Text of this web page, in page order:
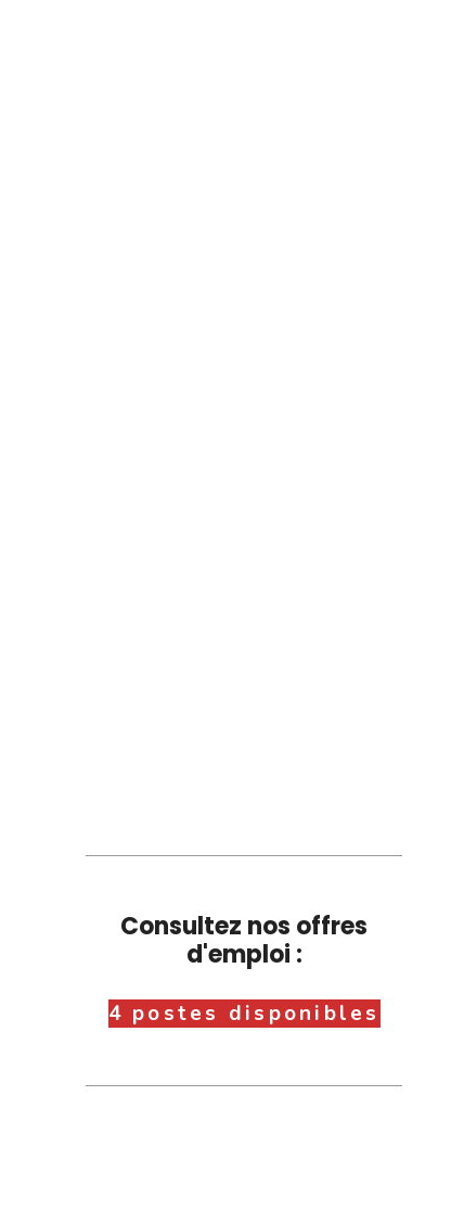
Consultez nos offres
d'emploi :
4 postes disponibles